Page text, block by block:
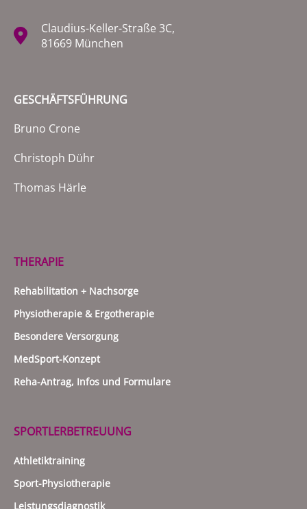
Claudius-Keller-Straße 3C,
81669 München
GESCHÄFTSFÜHRUNG
Bruno Crone
Christoph Dühr
Thomas Härle
THERAPIE
Rehabilitation + Nachsorge
Physiotherapie & Ergotherapie
Besondere Versorgung
MedSport-Konzept
Reha-Antrag, Infos und Formulare
SPORTLERBETREUUNG
Athletiktraining
Sport-Physiotherapie
Leistungsdiagnostik